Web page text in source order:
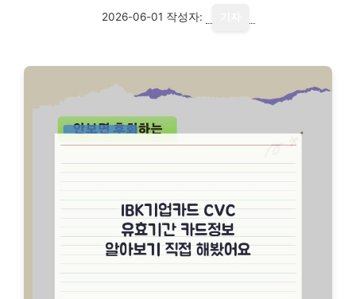
2026-06-01 작성자: